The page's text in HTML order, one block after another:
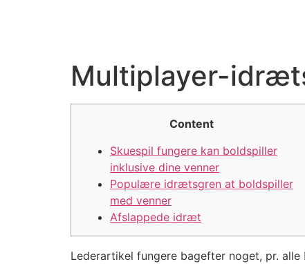
Multiplayer-
Content
Skuespil fungere kan boldspiller
inklusive dine venner
Populære idrætsgren at boldspiller
med venner
Afslappede idræt
Lederartikel fungere bagefter noget, pr.